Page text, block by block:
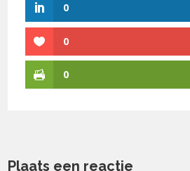
0
0
0
Plaats een reactie